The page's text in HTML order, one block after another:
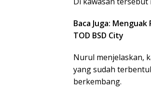
Baca Juga:
TOD BSD City
Nurul menjelaskan,
yang sudah
berkembang.